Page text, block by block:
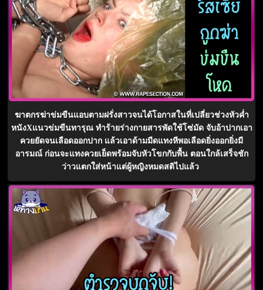
ฆาตกรฆ่าข่มขืนแอบตามฝรั่งสาวจนได้โอกาสในที่เปลี่ยวช่วงหัวค่ำ
หนังXแนวข่มขืนทารุณ ทำร้ายร่างกายสารพัดใช้โซ่มัด จับอ้าปากเอา
ควยยัดจนเลือดออกปาก แล้วเอาด้ามมีดแทงหีพอเลือดยิ่งออกยิ่งมี
อารมณ์ ก่อนจะแทงควยเย็ดพร้อมจับหัวโขกกับพื้น ตอนใกล้เสร็จชัก
ว่าวแตกใส่หน้าแต่ผู้หญิงหมดสติไปแล้ว